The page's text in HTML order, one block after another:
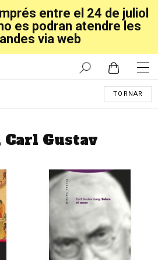
entre el 24 de juliol
es podran atendre les
via web
TORNAR
Carl Gustav